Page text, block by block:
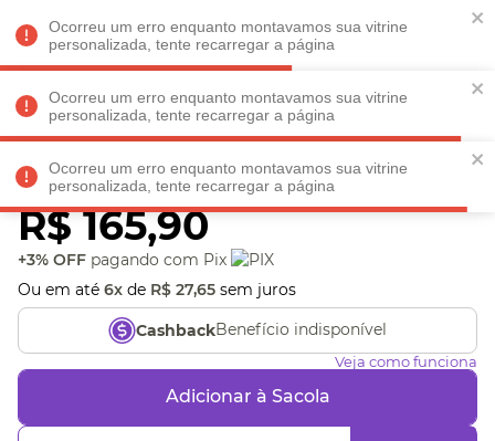
Ocorreu um erro enquanto montavamos sua vitrine
personalizada, tente recarregar a página
Ocorreu um erro enquanto montavamos sua vitrine
personalizada, tente recarregar a página
Ocorreu um erro enquanto montavamos sua vitrine
personalizada, tente recarregar a página
Faltam REGULAMENTO
Veja produtos perto de você! Informe seu CEP
Almofada linhas
R$ 165,90
+3% OFF pagando com Pix
Ou em até 6x de R$ 27,65 sem juros
CashbackBenefício indisponível
Veja como funciona
Adicionar à Sacola